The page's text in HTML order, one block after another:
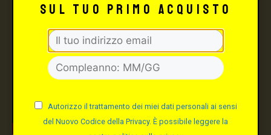
sul tuo primo acquisto
Autorizzo il trattamento dei miei dati personali ai sensi
del Nuovo Codice della Privacy. È possibile leggere la